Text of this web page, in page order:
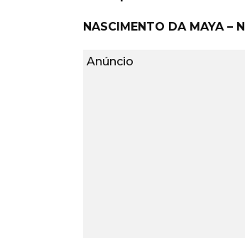
NASCIMENTO DA MAYA – N
Anúncio